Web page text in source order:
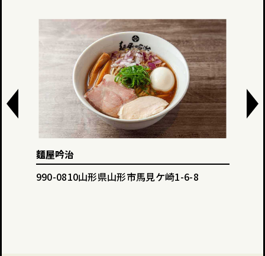
麵屋吟治
990-0810山形県山形市馬見ケ崎1-6-8